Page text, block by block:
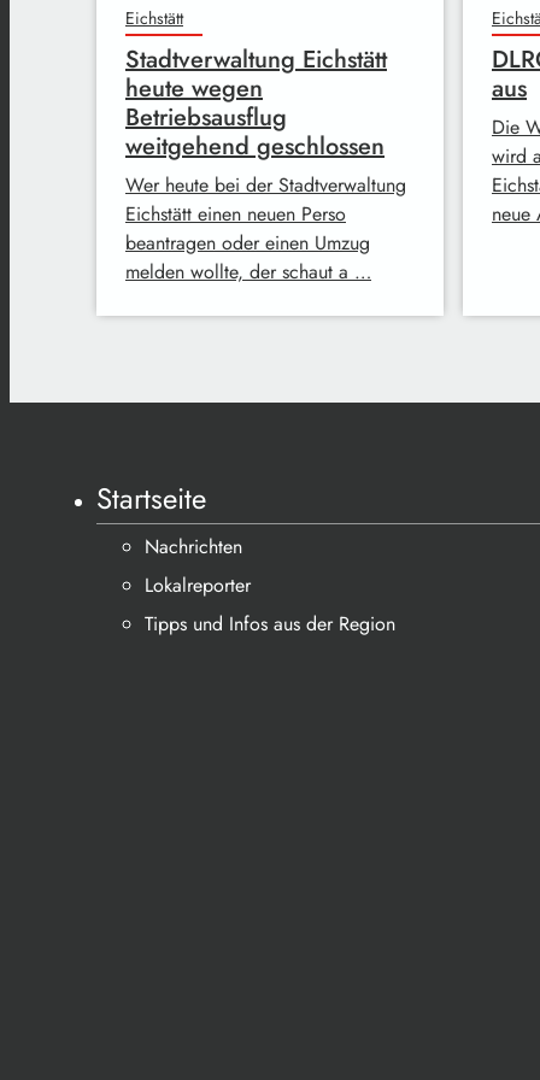
Eichstätt
Stadtverwaltung Eichstätt
heute wegen
Betriebsausflug
weitgehend geschlossen
Wer heute bei der Stadtverwaltung
Eichstätt einen neuen Perso
beantragen oder einen Umzug
melden wollte, der schaut a …
aus
Die
wird
neue
Startseite
Nachrichten
Lokalreporter
Tipps und Infos aus der Region